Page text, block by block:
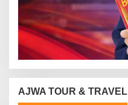
AJWA TOUR & TRAVEL